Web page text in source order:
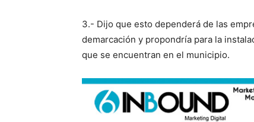
3.- Dijo que esto dependerá de las
demarcación y propondría para la
que se encuentran en el municipio.